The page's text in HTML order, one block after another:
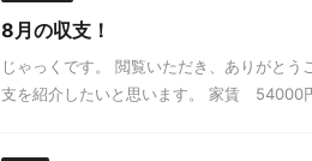
8月の収支！
じゃっくです。 閲覧いただき、ありがと
支を紹介したいと思います。 家賃